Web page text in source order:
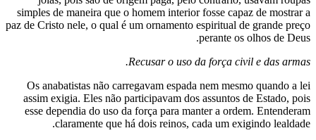
simples de maneira que o homem interior
paz de Cristo nele, o qual é um ornamento
Recusar o uso
Os anabatistas não carregavam
assim exigia. Eles não participavam dos
esse dependia do uso da força para
claramente que há dois reinos,